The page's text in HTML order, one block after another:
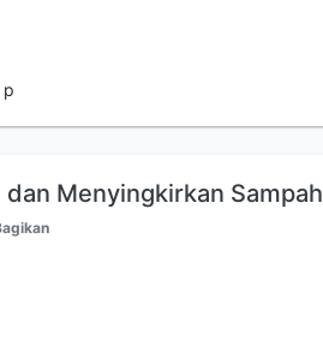
p
Menyingkirkan Sampah